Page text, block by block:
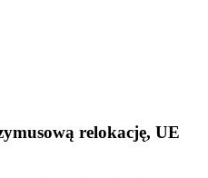
relokację, UE